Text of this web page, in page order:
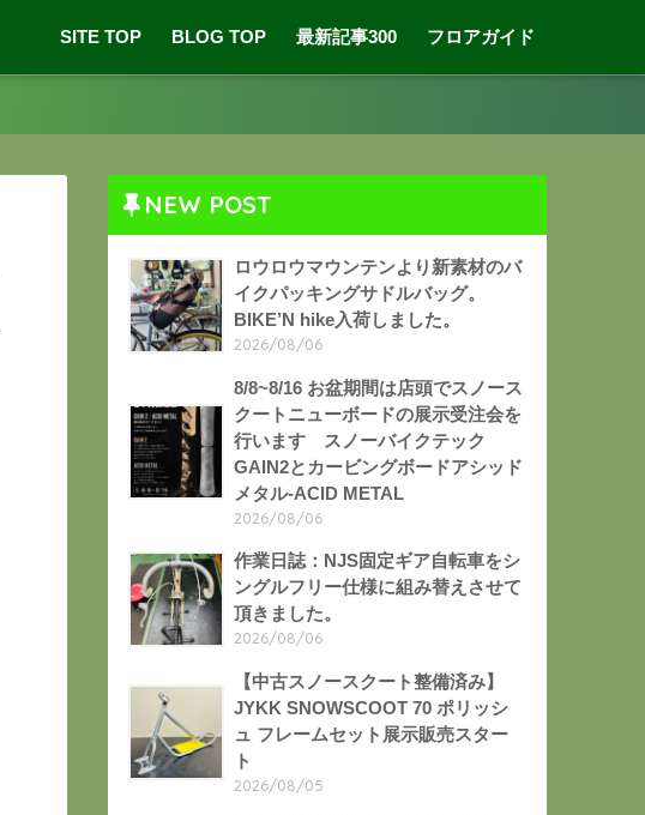
SITE TOP BLOG TOP 最新記事300 フロアガイド
NEW POST
ロウロウマウンテンより新素材のバ
イクパッキングサドルバッグ。
BIKE’N hike入荷しました。
2026/08/06
8/8~8/16 お盆期間は店頭でスノース
クートニューボードの展示受注会を
行います スノーバイクテック
GAIN2とカービングボードアシッド
メタル-ACID METAL
2026/08/06
作業日誌：NJS固定ギア自転車をシ
ングルフリー仕様に組み替えさせて
頂きました。
2026/08/06
【中古スノースクート整備済み】
JYKK SNOWSCOOT 70 ポリッシ
ュ フレームセット展示販売スター
ト
2026/08/05